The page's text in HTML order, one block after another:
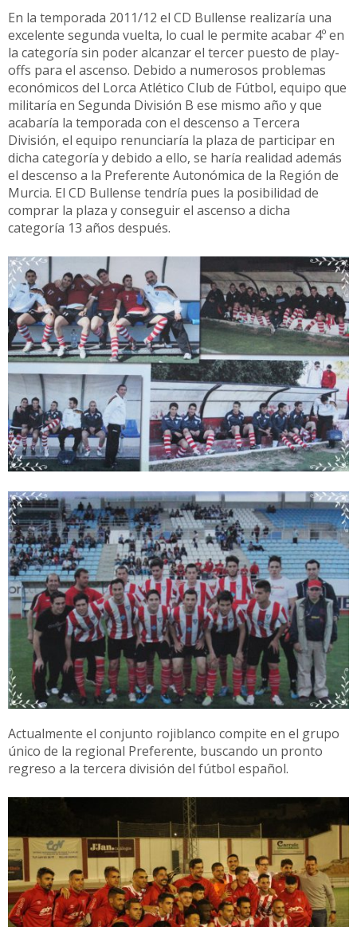
En la temporada 2011/12 el CD Bullense realizaría una
excelente segunda vuelta, lo cual le permite acabar 4º en
la categoría sin poder alcanzar el tercer puesto de play-
offs para el ascenso. Debido a numerosos problemas
económicos del Lorca Atlético Club de Fútbol, equipo que
militaría en Segunda División B ese mismo año y que
acabaría la temporada con el descenso a Tercera
División, el equipo renunciaría la plaza de participar en
dicha categoría y debido a ello, se haría realidad además
el descenso a la Preferente Autonómica de la Región de
Murcia. El CD Bullense tendría pues la posibilidad de
comprar la plaza y conseguir el ascenso a dicha
categoría 13 años después.
Actualmente el conjunto rojiblanco compite en el grupo
único de la regional Preferente, buscando un pronto
regreso a la tercera división del fútbol español.